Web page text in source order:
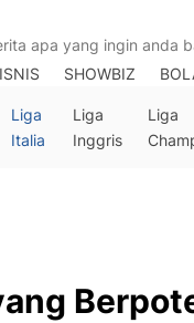
SHOWBIZ
Liga
Italia
Liga
Inggris
Liga